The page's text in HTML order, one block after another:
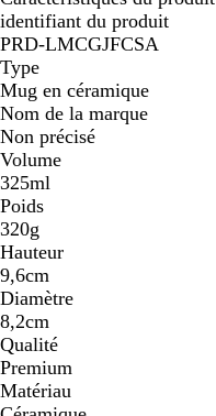
identifiant du produit
PRD-LMCGJFCSA
Type
Mug en céramique
Nom de la marque
Non précisé
Volume
325ml
Poids
320g
Hauteur
9,6cm
Diamètre
8,2cm
Qualité
Premium
Matériau